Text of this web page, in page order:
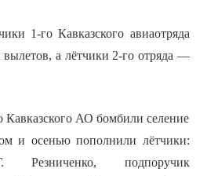
1-го Кавказского авиаотряда
а лётчики 2-го отряда —
Кавказского АО бомбили селение
и осенью пополнили лётчики:
Резниченко, подпоручик